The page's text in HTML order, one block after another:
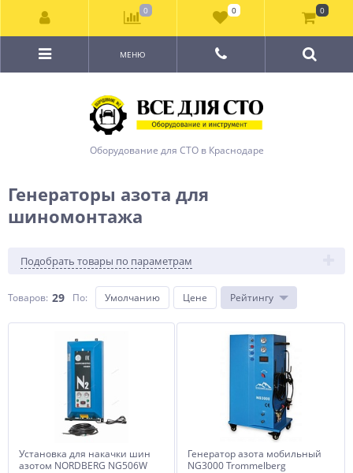
Оборудование для СТО в Краснодаре
МЕНЮ
Генераторы азота для
шиномонтажа
Подобрать товары по параметрам
Товаров: 29 По: Умолчанию Цене Рейтингу
Установка для накачки шин
азотом NORDBERG NG506W
Генератор азота мобильный
NG3000 Trommelberg
0 0 0